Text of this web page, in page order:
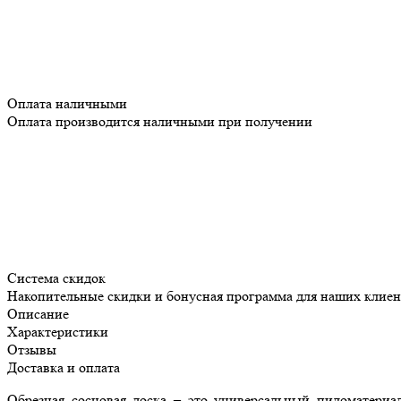
Оплата наличными
Оплата производится наличными при получении
Система скидок
Накопительные скидки и бонусная программа для наших
Описание
Характеристики
Отзывы
Доставка и оплата